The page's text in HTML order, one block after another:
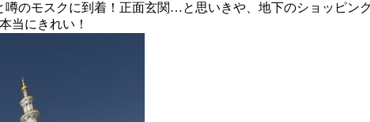
のモスクに到着！正面玄関…と思いきや、地下のショッピン
当にきれい！